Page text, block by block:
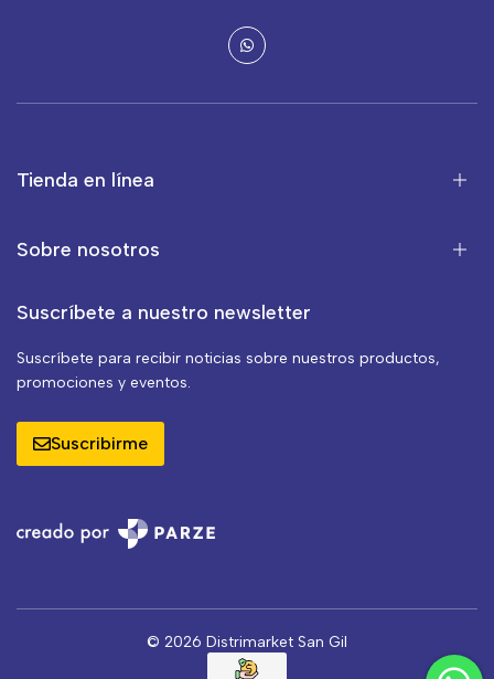
Tienda en línea
Sobre nosotros
Suscríbete a nuestro newsletter
Suscríbete para recibir noticias sobre nuestros productos,
promociones y eventos.
Suscribirme
© 2026 Distrimarket San Gil